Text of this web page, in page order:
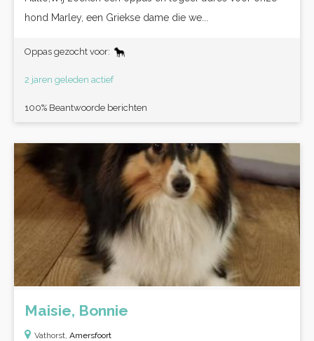
hond Marley, een Griekse dame die we...
Oppas gezocht voor:
2 jaren geleden actief
100% Beantwoorde berichten
Maisie, Bonnie
Vathorst, Amersfoort